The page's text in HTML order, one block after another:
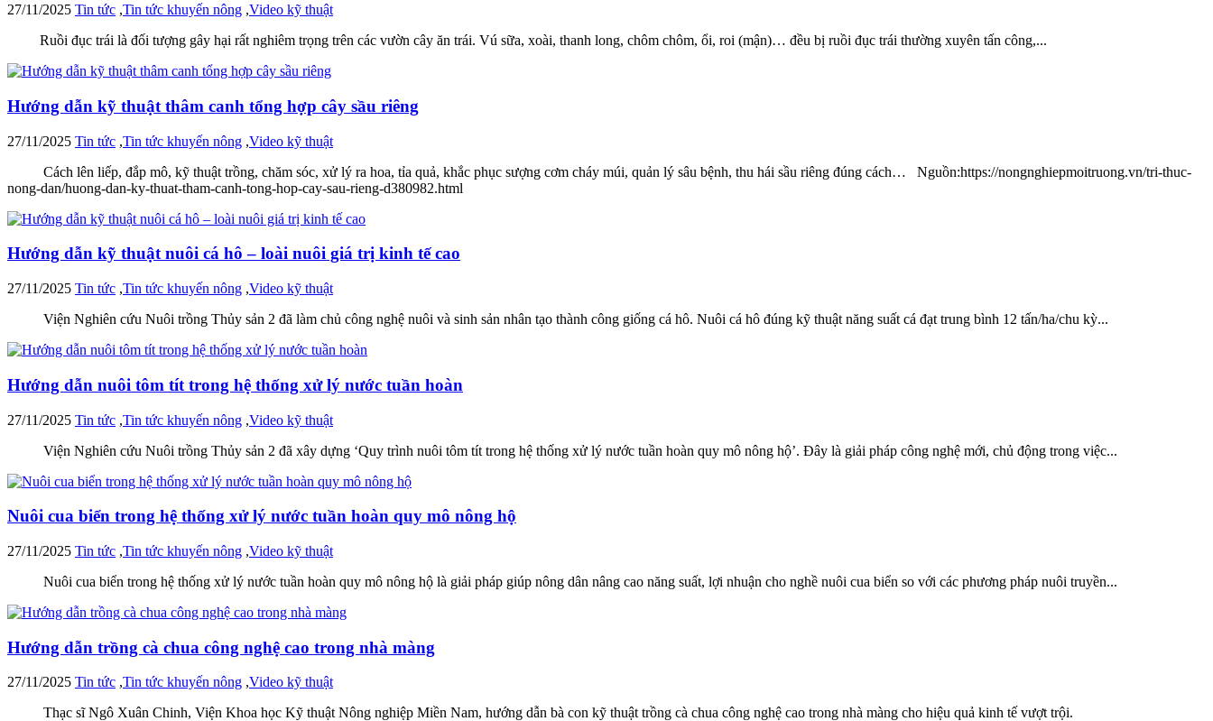
27/11/2025 Tin tức ,Tin tức khuyến nông ,Video kỹ thuật
Ruồi đục trái là đối tượng gây hại rất nghiêm trọng trên các vườn cây ăn trái. Vú sữa, xoài, thanh long, chôm chôm, ổi, roi (mận)… đều bị ruồi đục trái thường xuyên tấn công,...
Hướng dẫn kỹ thuật thâm canh tổng hợp cây sầu riêng
27/11/2025 Tin tức ,Tin tức khuyến nông ,Video kỹ thuật
Cách lên liếp, đắp mô, kỹ thuật trồng, chăm sóc, xử lý ra hoa, tỉa quả, khắc phục sượng cơm cháy múi, quản lý sâu bệnh, thu hái sầu riêng đúng cách… Nguồn:https://nongnghiepmoitruong.vn/tri-thuc-
nong-dan/huong-dan-ky-thuat-tham-canh-tong-hop-cay-sau-rieng-d380982.html
Hướng dẫn kỹ thuật nuôi cá hô – loài nuôi giá trị kinh tế cao
27/11/2025 Tin tức ,Tin tức khuyến nông ,Video kỹ thuật
Viện Nghiên cứu Nuôi trồng Thủy sản 2 đã làm chủ công nghệ nuôi và sinh sản nhân tạo thành công giống cá hô. Nuôi cá hô đúng kỹ thuật năng suất cá đạt trung bình 12 tấn/ha/chu kỳ...
Hướng dẫn nuôi tôm tít trong hệ thống xử lý nước tuần hoàn
27/11/2025 Tin tức ,Tin tức khuyến nông ,Video kỹ thuật
Viện Nghiên cứu Nuôi trồng Thủy sản 2 đã xây dựng ‘Quy trình nuôi tôm tít trong hệ thống xử lý nước tuần hoàn quy mô nông hộ’. Đây là giải pháp công nghệ mới, chủ động trong việc...
Nuôi cua biển trong hệ thống xử lý nước tuần hoàn quy mô nông hộ
27/11/2025 Tin tức ,Tin tức khuyến nông ,Video kỹ thuật
Nuôi cua biển trong hệ thống xử lý nước tuần hoàn quy mô nông hộ là giải pháp giúp nông dân nâng cao năng suất, lợi nhuận cho nghề nuôi cua biển so với các phương pháp nuôi truyền...
Hướng dẫn trồng cà chua công nghệ cao trong nhà màng
27/11/2025 Tin tức ,Tin tức khuyến nông ,Video kỹ thuật
Thạc sĩ Ngô Xuân Chinh, Viện Khoa học Kỹ thuật Nông nghiệp Miền Nam, hướng dẫn bà con kỹ thuật trồng cà chua công nghệ cao trong nhà màng cho hiệu quả kinh tế vượt trội.